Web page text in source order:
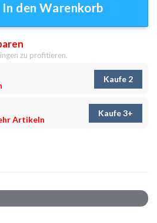
In den Warenkorb
zu profitieren.
Kaufe 2
Artikeln
Kaufe 3+